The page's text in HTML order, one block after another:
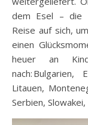
dem Esel – die
Reise auf sich,
einen
heuer an
nach:
Litauen,
Serbien,